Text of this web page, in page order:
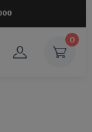
0